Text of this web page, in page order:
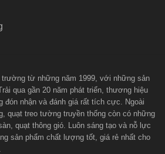
với quạt mới là điều phức tạp.
về mảng này.
có những loại nào
thương hiệu và thiết kế quạt cấp
Có loại chất liệu nhựa, có loại
trường từ những năm 1999, với những sản
qua gần 20 năm phát triển, thương hiệu
nhận và đánh giá rất tích cực. Ngoài
quạt treo tường truyền thống còn có những
quạt thông gió. Luôn sáng tạo và nỗ lực
sản phẩm chất lượng tốt, giá rẻ nhất cho